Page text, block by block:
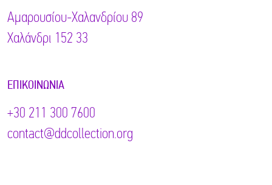
Αμαρουσίου-Χαλανδρίου 89
Χαλάνδρι 152 33
ΕΠΙΚΟΙΝΩΝΊΑ
+30 211 300 7600
contact@ddcollection.org